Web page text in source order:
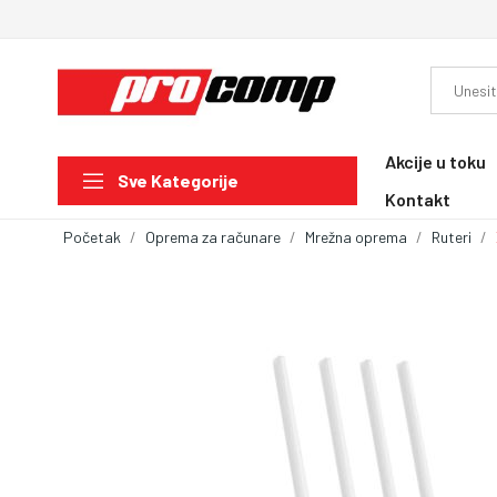
Sve Kategorije
Akcije u toku
Kontakt
Početak Oprema za računare Mrežna oprema Ruteri